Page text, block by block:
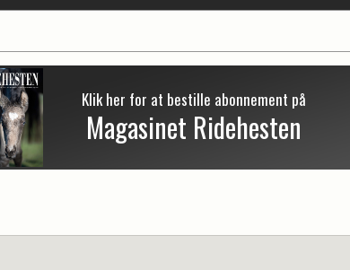
Klik her for at bestille abonnement på
Magasinet Ridehesten